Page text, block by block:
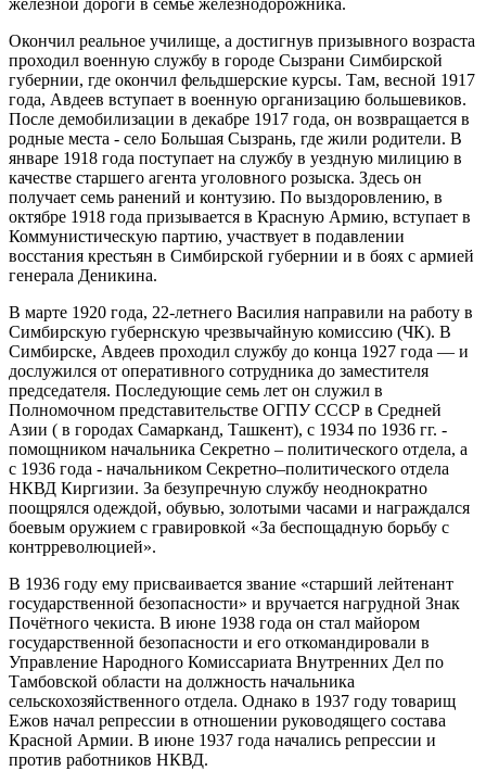
железной дороги в семье железнодорожника.
Окончил реальное училище, а достигнув призывного возраста
проходил военную службу в городе Сызрани Симбирской
губернии, где окончил фельдшерские курсы. Там, весной 1917
года, Авдеев вступает в военную организацию большевиков.
После демобилизации в декабре 1917 года, он возвращается в
родные места - село Большая Сызрань, где жили родители. В
январе 1918 года поступает на службу в уездную милицию в
качестве старшего агента уголовного розыска. Здесь он
получает семь ранений и контузию. По выздоровлению, в
октябре 1918 года призывается в Красную Армию, вступает в
Коммунистическую партию, участвует в подавлении
восстания крестьян в Симбирской губернии и в боях с армией
генерала Деникина.
В марте 1920 года, 22-летнего Василия направили на работу в
Симбирскую губернскую чрезвычайную комиссию (ЧК). В
Симбирске, Авдеев проходил службу до конца 1927 года — и
дослужился от оперативного сотрудника до заместителя
председателя. Последующие семь лет он служил в
Полномочном представительстве ОГПУ СССР в Средней
Азии ( в городах Самарканд, Ташкент), с 1934 по 1936 гг. -
помощником начальника Секретно – политического отдела, а
с 1936 года - начальником Секретно–политического отдела
НКВД Киргизии. За безупречную службу неоднократно
поощрялся одеждой, обувью, золотыми часами и награждался
боевым оружием с гравировкой «За беспощадную борьбу с
контрреволюцией».
В 1936 году ему присваивается звание «старший лейтенант
государственной безопасности» и вручается нагрудной Знак
Почётного чекиста. В июне 1938 года он стал майором
государственной безопасности и его откомандировали в
Управление Народного Комиссариата Внутренних Дел по
Тамбовской области на должность начальника
сельскохозяйственного отдела. Однако в 1937 году товарищ
Ежов начал репрессии в отношении руководящего состава
Красной Армии. В июне 1937 года начались репрессии и
против работников НКВД.